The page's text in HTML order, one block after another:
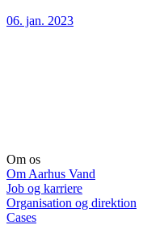
06. jan. 2023
Om os
Om Aarhus Vand
Job og karriere
Organisation og direktion
Cases